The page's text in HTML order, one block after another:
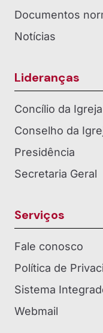
Documentos
Notícias
Lideranças
Concílio da Igreja
Conselho da
Presidência
Secretaria Geral
Serviços
Fale conosco
Política de
Sistema
Webmail